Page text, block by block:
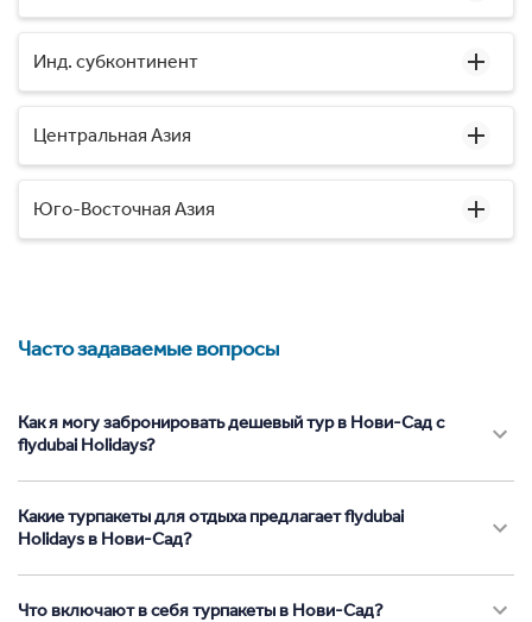
Инд. субконтинент
Центральная Азия
Юго-Восточная Азия
Часто задаваемые вопросы
Как я могу забронировать дешевый тур в Нови-Сад с
flydubai Holidays?
Какие турпакеты для отдыха предлагает flydubai
Holidays в Нови-Сад?
Что включают в себя турпакеты в Нови-Сад?